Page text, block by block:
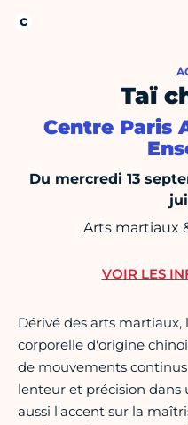
Taï
Centre Paris
Du mercredi 13
Arts martiaux
Dérivé des arts
corporelle d'origine
de mouvements
lenteur et précision
aussi l'accent sur la
VOIR LES